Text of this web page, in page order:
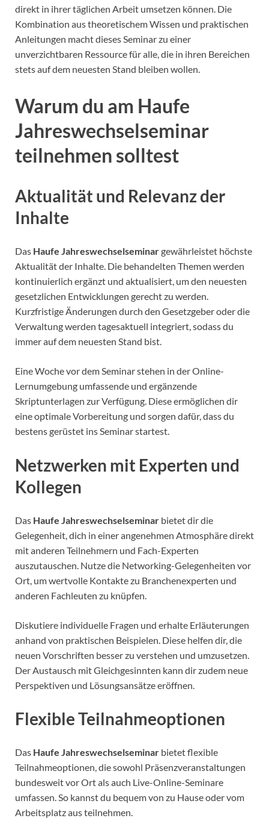
direkt in ihrer täglichen Arbeit umsetzen können. Die
Kombination aus theoretischem Wissen und praktischen
Anleitungen macht dieses Seminar zu einer
unverzichtbaren Ressource für alle, die in ihren Bereichen
stets auf dem neuesten Stand bleiben wollen.
Warum du am Haufe
Jahreswechselseminar
teilnehmen solltest
Aktualität und Relevanz der
Inhalte
Das Haufe Jahreswechselseminargewährleistet höchste
Aktualität der Inhalte. Die behandelten Themen werden
kontinuierlich ergänzt und aktualisiert, um den neuesten
gesetzlichen Entwicklungen gerecht zu werden.
Kurzfristige Änderungen durch den Gesetzgeber oder die
Verwaltung werden tagesaktuell integriert, sodass du
immer auf dem neuesten Stand bist.
Eine Woche vor dem Seminar stehen in der Online-
Lernumgebung umfassende und ergänzende
Skriptunterlagen zur Verfügung. Diese ermöglichen dir
eine optimale Vorbereitung und sorgen dafür, dass du
bestens gerüstet ins Seminar startest.
Netzwerken mit Experten und
Kollegen
Das Haufe Jahreswechselseminar bietet dir die
Gelegenheit, dich in einer angenehmen Atmosphäre direkt
mit anderen Teilnehmern und Fach-Experten
auszutauschen. Nutze die Networking-Gelegenheiten vor
Ort, um wertvolle Kontakte zu Branchenexperten und
anderen Fachleuten zu knüpfen.
Diskutiere individuelle Fragen und erhalte Erläuterungen
anhand von praktischen Beispielen. Diese helfen dir, die
neuen Vorschriften besser zu verstehen und umzusetzen.
Der Austausch mit Gleichgesinnten kann dir zudem neue
Perspektiven und Lösungsansätze eröffnen.
Flexible Teilnahmeoptionen
Das Haufe Jahreswechselseminar bietet flexible
Teilnahmeoptionen, die sowohl Präsenzveranstaltungen
bundesweit vor Ort als auch Live-Online-Seminare
umfassen. So kannst du bequem von zu Hause oder vom
Arbeitsplatz aus teilnehmen.